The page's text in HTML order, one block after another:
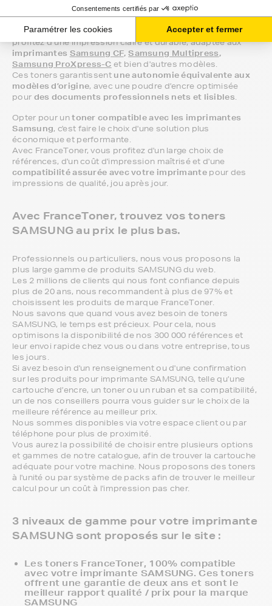
En choisissant untoner Samsung compatible, vous
profitez d’une impression claire et durable, adaptée aux
imprimantes Samsung CF,Samsung Multipress,
Samsung ProXpress-C et bien d'autres modèles.
Ces toners garantissent une autonomie équivalente aux
modèles d’origine, avec une poudre d’encre optimisée
pour des documents professionnels nets et lisibles.
Opter pour untoner compatible avec les imprimantes
Samsung, c'est faire le choix d'une solution plus
économique et performante.
Avec FranceToner, vous profitez d'un large choix de
références, d'un coût d'impression maîtrisé et d'une
compatibilité assurée avec votre imprimantepour des
impressions de qualité, jou après jour.
Avec FranceToner, trouvez vos toners
SAMSUNG au prix le plus bas.
Professionnels ou particuliers, nous vous proposons la
plus large gamme de produits SAMSUNG du web.
Les 2 millions de clients qui nous font confiance depuis
plus de 20 ans, nous recommandent à plus de 97% et
choisissent les produits de marque FranceToner.
Nous savons que quand vous avez besoin de toners
SAMSUNG, le temps est précieux. Pour cela, nous
optimisons la disponibilité de nos 300 000 références et
leur envoi rapide chez vous ou dans votre entreprise, tous
les jours.
Si avez besoin d'un renseignement ou d'une confirmation
sur les produits pour imprimante SAMSUNG, telle qu’une
cartouche d’encre, un toner ou un ruban et sa compatibilité,
un de nos conseillers pourra vous guider sur le choix de la
meilleure référence au meilleur prix.
Nous sommes disponibles via votre espace client ou par
téléphone pour plus de proximité.
Vous aurez la possibilité de choisir entre plusieurs options
et gammes de notre catalogue, afin de trouver la cartouche
adéquate pour votre machine. Nous proposons des toners
à l'unité ou par système de packs afin de trouver le meilleur
calcul pour un coût à l'impression pas cher.
3 niveaux de gamme pour votre imprimante
SAMSUNG sont proposés sur le site :
Les toners FranceToner, 100% compatible
avec votre imprimante SAMSUNG. Ces toners
offrent une garantie de deux ans et sont le
meilleur rapport qualité / prix pour la marque
SAMSUNG